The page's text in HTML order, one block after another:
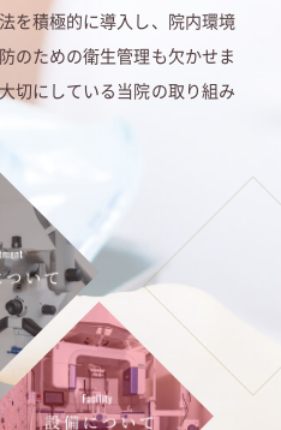
を積極的に導入し、院内環境
のための衛生管理も欠かせま
切にしている当院の取り組み